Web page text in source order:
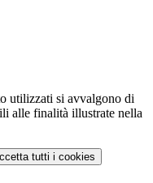
utilizzati si avvalgono di
alle finalità illustrate nella
tutti i cookies